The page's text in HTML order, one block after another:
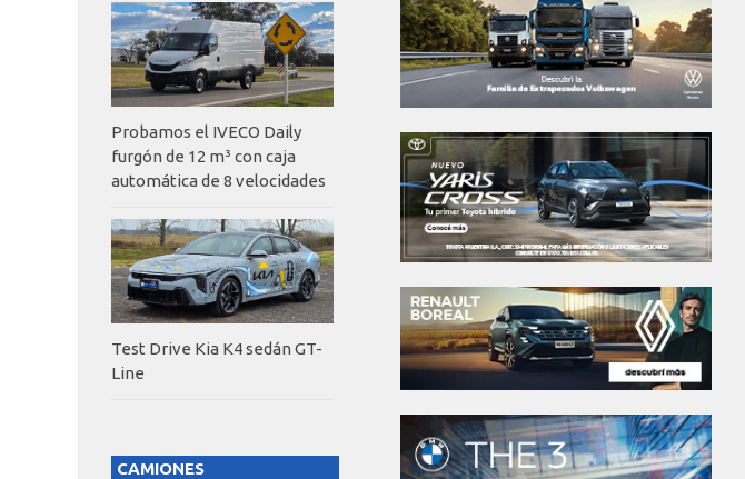
Probamos el IVECO Daily
furgón de 12 m³ con caja
automática de 8 velocidades
Test Drive Kia K4 sedán GT-
Line
CAMIONES